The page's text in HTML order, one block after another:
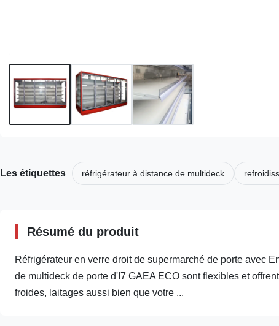
Les étiquettes réfrigérateur à distance de multideck
Résumé du produit
Réfrigérateur en verre droit de supermarché de porte avec
de multideck de porte d'I7 GAEA ECO sont flexibles et
froides, laitages aussi bien que votre ...